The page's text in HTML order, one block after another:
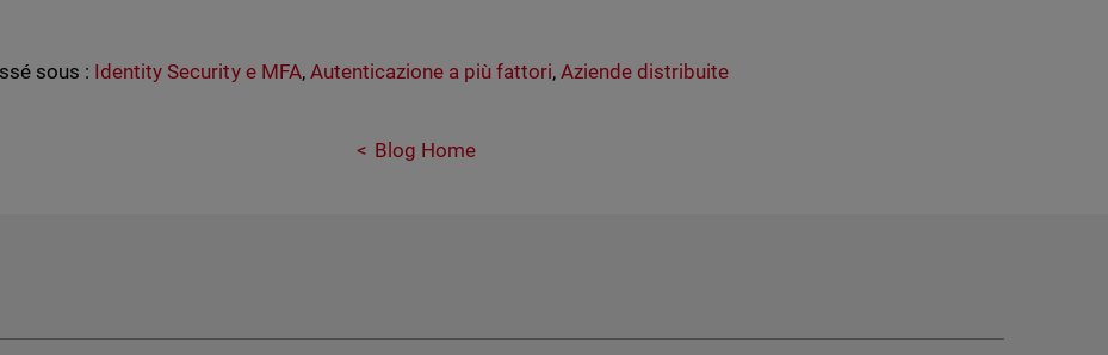
sous : Identity Security e MFA, Autenticazione a più fattori,Aziende distribuite
Blog Home